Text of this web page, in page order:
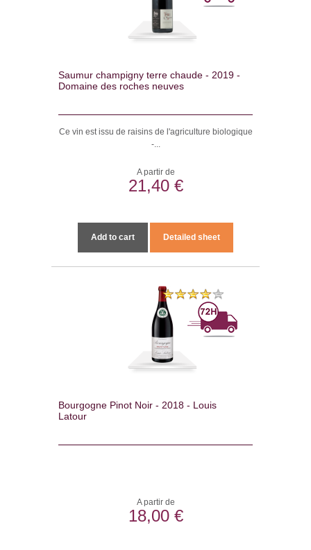
Saumur champigny terre chaude - 2019 -
Domaine des roches neuves
Ce vin est issu de raisins de l'agriculture biologique
-...
A partir de
21,40 €
Add to cart Detailed sheet
Bourgogne Pinot Noir - 2018 - Louis
Latour
A partir de
18,00 €